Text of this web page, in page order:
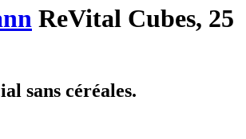
ReVital Cubes, 25
sans céréales.